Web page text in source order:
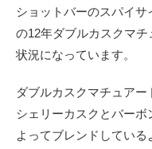
ショットバーのスパイ
の12年ダブルカスクマ
状況になっています。
ダブルカスクマチュアー
シェリーカスクとバー
よってブレンドしてい